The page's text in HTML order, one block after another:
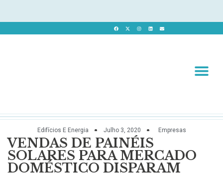
Edifícios E Energia Julho 3, 2020 Empresas
VENDAS DE PAINÉIS
SOLARES PARA MERCADO
DOMÉSTICO DISPARAM